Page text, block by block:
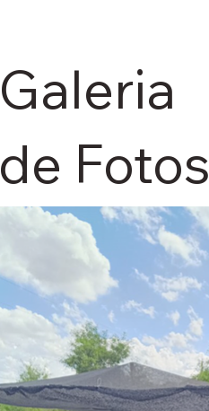
Galeria
de Fotos